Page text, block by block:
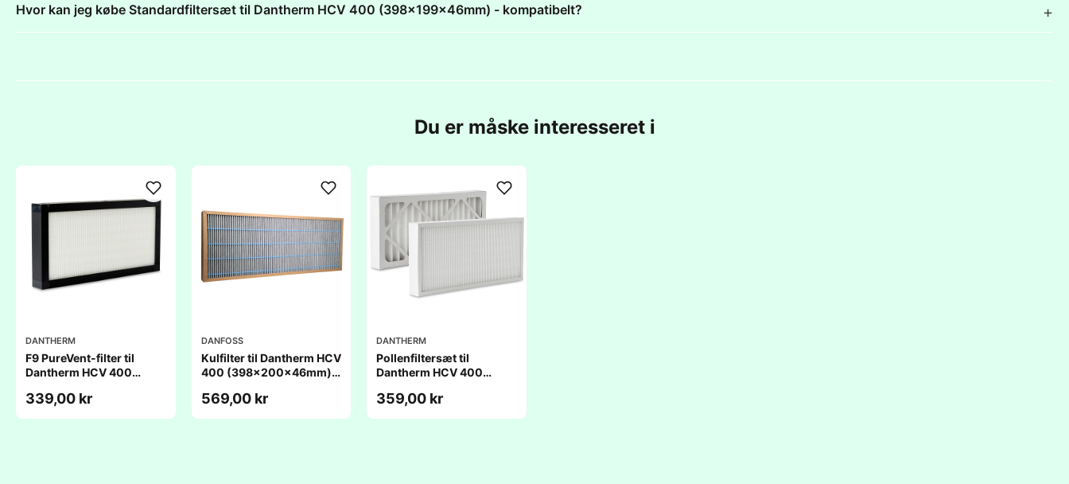
Hvor kan jeg købe Standardfiltersæt til Dantherm HCV 400 (398x199x46mm) - kompatibelt?
Du er måske interesseret i
DANTHERM
F9 PureVent-filter til
Dantherm HCV 400
kompatibelt
339,00 kr
DANFOSS
Kulfilter til Dantherm HCV
400 (398x200x46mm) -
569,00 kr
DANTHERM
Pollenfiltersæt til
Dantherm HCV 400
kompatibelt
359,00 kr